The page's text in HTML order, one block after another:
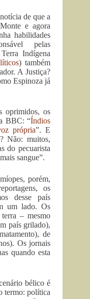
de que a
e agora
habilidades
pelas
Indígena
) também
A Justiça?
Espinoza já
oprimidos, os
BBC: “Índios
própria”. E
Não: muitos,
do pecuarista
sangue”.
porém,
os
desse país
um lado. Os
– mesmo
país grilado),
de
Os jornais
quando esta
bélico é
termo: política